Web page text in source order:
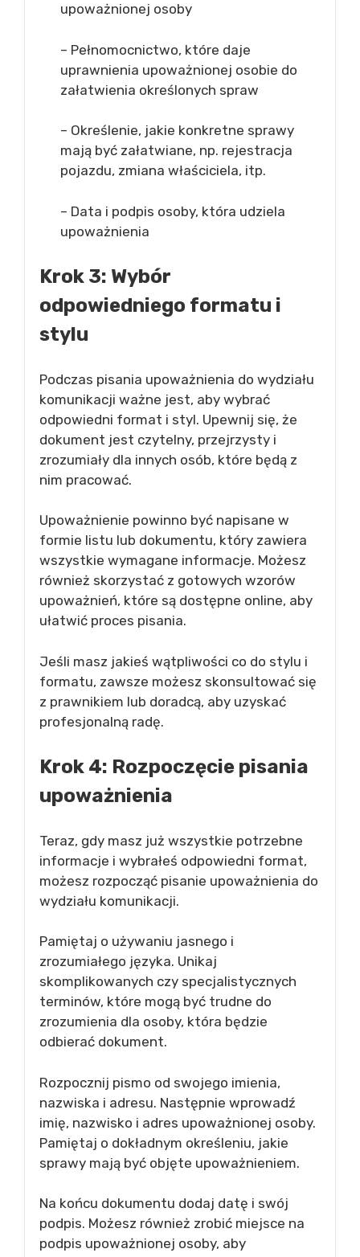
upoważnionej osoby
– Pełnomocnictwo, które daje
uprawnienia upoważnionej osobie do
załatwienia określonych spraw
– Określenie, jakie konkretne sprawy
mają być załatwiane, np. rejestracja
pojazdu, zmiana właściciela, itp.
– Data i podpis osoby, która udziela
upoważnienia
Krok 3: Wybór
odpowiedniego formatu i
stylu
Podczas pisania upoważnienia do wydziału
komunikacji ważne jest, aby wybrać
odpowiedni format i styl. Upewnij się, że
dokument jest czytelny, przejrzysty i
zrozumiały dla innych osób, które będą z
nim pracować.
Upoważnienie powinno być napisane w
formie listu lub dokumentu, który zawiera
wszystkie wymagane informacje. Możesz
również skorzystać z gotowych wzorów
upoważnień, które są dostępne online, aby
ułatwić proces pisania.
Jeśli masz jakieś wątpliwości co do stylu i
formatu, zawsze możesz skonsultować się
z prawnikiem lub doradcą, aby uzyskać
profesjonalną radę.
Krok 4: Rozpoczęcie pisania
upoważnienia
Teraz, gdy masz już wszystkie potrzebne
informacje i wybrałeś odpowiedni format,
możesz rozpocząć pisanie upoważnienia do
wydziału komunikacji.
Pamiętaj o używaniu jasnego i
zrozumiałego języka. Unikaj
skomplikowanych czy specjalistycznych
terminów, które mogą być trudne do
zrozumienia dla osoby, która będzie
odbierać dokument.
Rozpocznij pismo od swojego imienia,
nazwiska i adresu. Następnie wprowadź
imię, nazwisko i adres upoważnionej osoby.
Pamiętaj o dokładnym określeniu, jakie
sprawy mają być objęte upoważnieniem.
Na końcu dokumentu dodaj datę i swój
podpis. Możesz również zrobić miejsce na
podpis upoważnionej osoby, aby